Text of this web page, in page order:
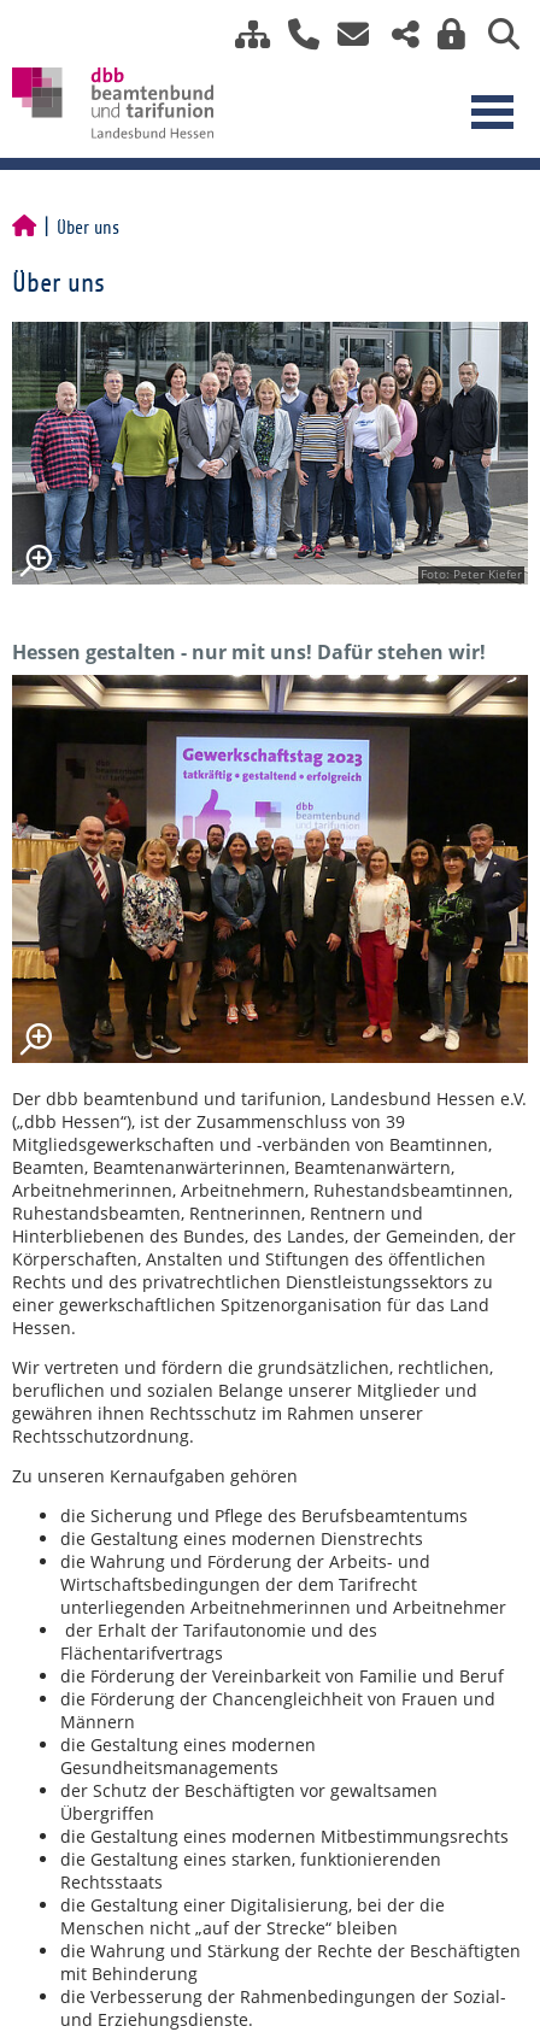
Über uns
Über uns
Foto: Peter Kiefer
Hessen gestalten - nur mit uns! Dafür stehen wir!
Der dbb beamtenbund und tarifunion, Landesbund Hessen e.V.
(„dbb Hessen“), ist der Zusammenschluss von 39
Mitgliedsgewerkschaften und -verbänden von Beamtinnen,
Beamten, Beamtenanwärterinnen, Beamtenanwärtern,
Arbeitnehmerinnen, Arbeitnehmern, Ruhestandsbeamtinnen,
Ruhestandsbeamten, Rentnerinnen, Rentnern und
Hinterbliebenen des Bundes, des Landes, der Gemeinden, der
Körperschaften, Anstalten und Stiftungen des öffentlichen
Rechts und des privatrechtlichen Dienstleistungssektors zu
einer gewerkschaftlichen Spitzenorganisation für das Land
Hessen.
Wir vertreten und fördern die grundsätzlichen, rechtlichen,
beruflichen und sozialen Belange unserer Mitglieder und
gewähren ihnen Rechtsschutz im Rahmen unserer
Rechtsschutzordnung.
Zu unseren Kernaufgaben gehören
die Sicherung und Pflege des Berufsbeamtentums
die Gestaltung eines modernen Dienstrechts
die Wahrung und Förderung der Arbeits- und
Wirtschaftsbedingungen der dem Tarifrecht
unterliegenden Arbeitnehmerinnen und Arbeitnehmer
der Erhalt der Tarifautonomie und des
Flächentarifvertrags
die Förderung der Vereinbarkeit von Familie und Beruf
die Förderung der Chancengleichheit von Frauen und
Männern
die Gestaltung eines modernen
Gesundheitsmanagements
der Schutz der Beschäftigten vor gewaltsamen
Übergriffen
die Gestaltung eines modernen Mitbestimmungsrechts
die Gestaltung eines starken, funktionierenden
Rechtsstaats
die Gestaltung einer Digitalisierung, bei der die
Menschen nicht „auf der Strecke“ bleiben
die Wahrung und Stärkung der Rechte der Beschäftigten
mit Behinderung
die Verbesserung der Rahmenbedingungen der Sozial-
und Erziehungsdienste.